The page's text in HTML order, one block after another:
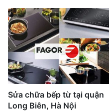
Sửa chữa bếp từ tại quận
Long Biên, Hà Nội